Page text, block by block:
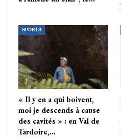
SPORTS
« Il y en a qui boivent,
moi je descends à cause
des cavités » : en Val de
Tardoire,…